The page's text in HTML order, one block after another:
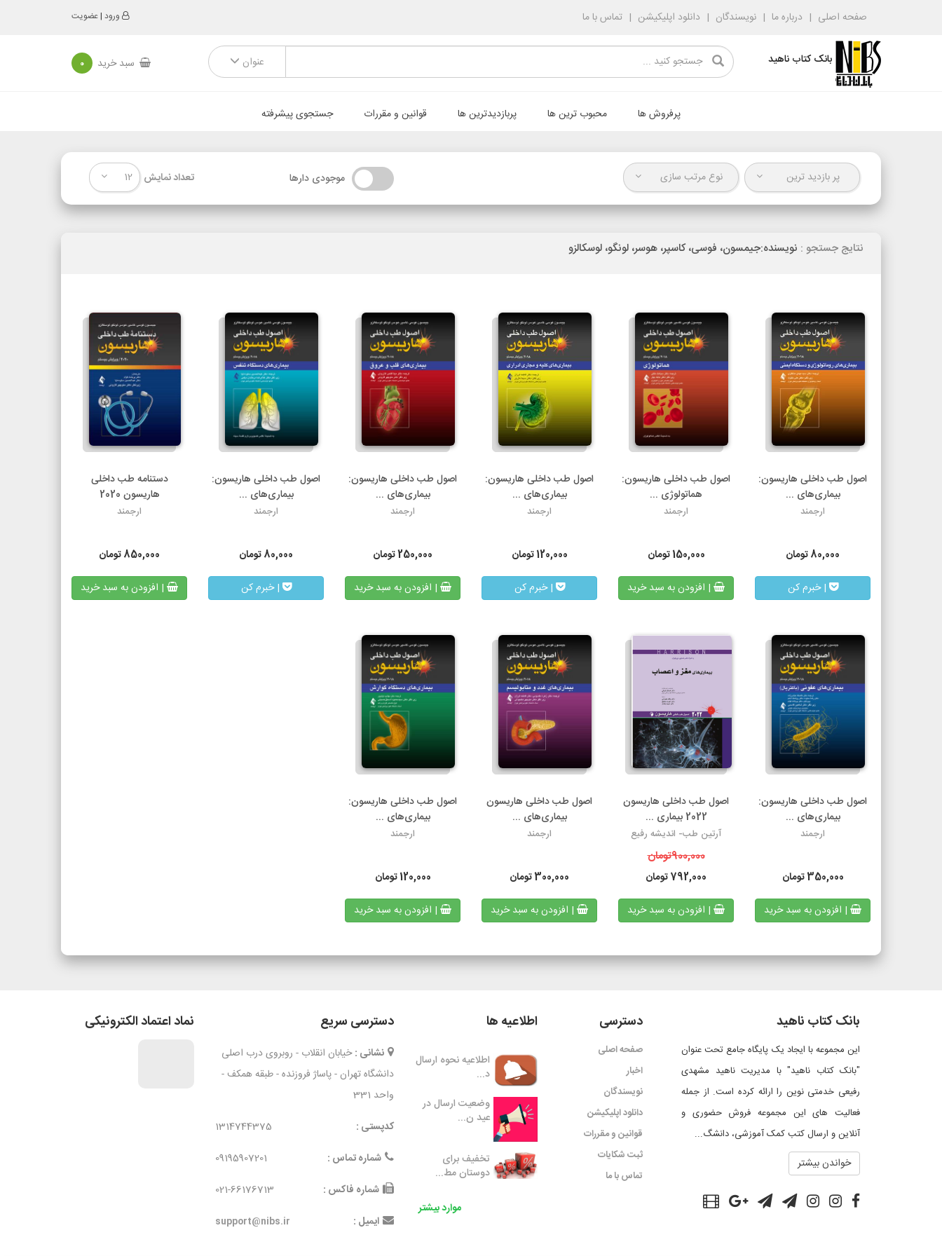
صفحه اصلی درباره ما نویسندگان دانلود اپلیکیشن تماس با ما ورود |عضویت
بانک کتاب ناهید عنوان سبد خرید 0
پرفروش ها محبوب ترین ها پربازدیدترین ها قوانین و مقررات جستجوی پیشرفته
پر بازدید ترین نوع مرتب سازی موجودی دارها تعداد نمایش 12
نتایج جستجو : نویسنده:جیمسون، فوسی، کاسپر، هوسر، لونگو، لوسکالزو
اصول طب داخلی هاریسون:
بیماری‌های ...
ارجمند
80,000تومان
| خبرم کن
اصول طب داخلی هاریسون:
هماتولوژی ...
ارجمند
150,000تومان
| افزودن به سبد خرید
اصول طب داخلی هاریسون:
بیماری‌های ...
ارجمند
120,000تومان
| خبرم کن
اصول طب داخلی هاریسون:
بیماری‏‌های ...
ارجمند
250,000تومان
| افزودن به سبد خرید
اصول طب داخلی هاریسون:
بیماری‌های ...
ارجمند
80,000تومان
| خبرم کن
دستنامه طب داخلی
هاریسون 2020
ارجمند
850,000تومان
| افزودن به سبد خرید
اصول طب داخلی هاریسون:
بیماری‌های ...
ارجمند
350,000تومان
| افزودن به سبد خرید
اصول طب داخلی هاریسون
2022 بیماری ...
آرتین طب- اندیشه رفیع
900,000تومان
792,000تومان
| افزودن به سبد خرید
اصول طب داخلی هاریسون
بیماری‌های ...
ارجمند
300,000تومان
| افزودن به سبد خرید
اصول طب داخلی هاریسون:
بیماری‏‌های ...
ارجمند
120,000تومان
| افزودن به سبد خرید
بانک کتاب ناهید
این مجموعه با ایجاد یک پایگاه جامع تحت عنوان
"بانک کتاب ناهید" با مدیریت ناهید مشهدی
رفیعی خدمتی نوین را ارائه کرده است. از جمله
فعالیت های این مجموعه فروش حضوری و
آنلاین و ارسال کتب کمک آموزشی، دانشگ...
خواندن بیشتر
دسترسی
صفحه اصلی
اخبار
نویسندگان
دانلود اپلیکیشن
قوانین و مقررات
ثبت شکایات
تماس با ما
اطلاعیه ها
اطلاعیه نحوه ارسال
د...
وضعیت ارسال در
عید ن...
تخفیف برای
دوستان مط...
موارد بیشتر
دسترسی سریع
نشانی : خیابان انقلاب - روبروی درب اصلی
دانشگاه تهران - پاساژ فروزنده - طبقه همکف -
واحد 331
کدپستی :
1314744375
شماره تماس :
09195907201
شماره فاکس :
021-66176713
ایمیل :
support@nibs.ir
نماد اعتماد الکترونیکی